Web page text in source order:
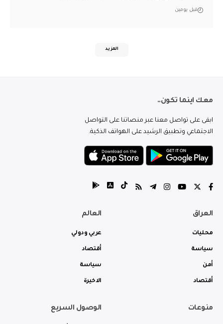
قبل يومين
المزيد
معك اينما تكون..
ابقى على تواصل معنا عبر منصاتنا على التواصل
الاجتماعي وتطبيق الرشيد على الهواتف الذكية.
العراق
محليات
سياسة
أمن
أقتصاد
العالم
عربي ودولي
أقتصاد
سياسة
الاخيرة
منوعات الوصول السريع